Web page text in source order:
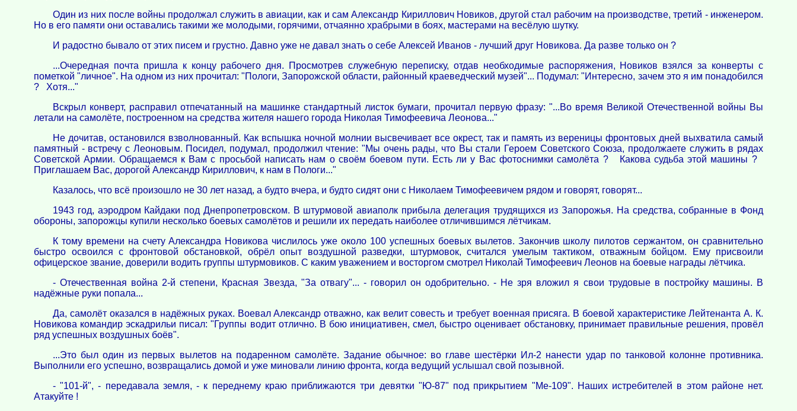
Один из них после войны продолжал служить в авиации, как и сам Александр Кириллович Новиков, другой стал рабочим на производстве, третий - инженером.
Но в его памяти они оставались такими же молодыми, горячими, отчаянно храбрыми в боях, мастерами на весёлую шутку.
И радостно бывало от этих писем и грустно. Давно уже не давал знать о себе Алексей Иванов - лучший друг Новикова. Да разве только он ?
...Очередная почта пришла к концу рабочего дня. Просмотрев служебную переписку, отдав необходимые распоряжения, Новиков взялся за конверты с
пометкой "личное". На одном из них прочитал: "Пологи, Запорожской области, районный краеведческий музей"... Подумал: "Интересно, зачем это я им понадобился
? Хотя..."
Вскрыл конверт, расправил отпечатанный на машинке стандартный листок бумаги, прочитал первую фразу: "...Во время Великой Отечественной войны Вы
летали на самолёте, построенном на средства жителя нашего города Николая Тимофеевича Леонова..."
Не дочитав, остановился взволнованный. Как вспышка ночной молнии высвечивает все окрест, так и память из вереницы фронтовых дней выхватила самый
памятный - встречу с Леоновым. Посидел, подумал, продолжил чтение: "Мы очень рады, что Вы стали Героем Советского Союза, продолжаете служить в рядах
Советской Армии. Обращаемся к Вам с просьбой написать нам о своём боевом пути. Есть ли у Вас фотоснимки самолёта ? Какова судьба этой машины ?
Приглашаем Вас, дорогой Александр Кириллович, к нам в Пологи..."
Казалось, что всё произошло не 30 лет назад, а будто вчера, и будто сидят они с Николаем Тимофеевичем рядом и говорят, говорят...
1943 год, аэродром Кайдаки под Днепропетровском. В штурмовой авиаполк прибыла делегация трудящихся из Запорожья. На средства, собранные в Фонд
обороны, запорожцы купили несколько боевых самолётов и решили их передать наиболее отличившимся лётчикам.
К тому времени на счету Александра Новикова числилось уже около 100 успешных боевых вылетов. Закончив школу пилотов сержантом, он сравнительно
быстро освоился с фронтовой обстановкой, обрёл опыт воздушной разведки, штурмовок, считался умелым тактиком, отважным бойцом. Ему присвоили
офицерское звание, доверили водить группы штурмовиков. С каким уважением и восторгом смотрел Николай Тимофеевич Леонов на боевые награды лётчика.
- Отечественная война 2-й степени, Красная Звезда, "За отвагу"... - говорил он одобрительно. - Не зря вложил я свои трудовые в постройку машины. В
надёжные руки попала...
Да, самолёт оказался в надёжных руках. Воевал Александр отважно, как велит совесть и требует военная присяга. В боевой характеристике Лейтенанта А. К.
Новикова командир эскадрильи писал: "Группы водит отлично. В бою инициативен, смел, быстро оценивает обстановку, принимает правильные решения, провёл
ряд успешных воздушных боёв".
...Это был один из первых вылетов на подаренном самолёте. Задание обычное: во главе шестёрки Ил-2 нанести удар по танковой колонне противника.
Выполнили его успешно, возвращались домой и уже миновали линию фронта, когда ведущий услышал свой позывной.
- "101-й", - передавала земля, - к переднему краю приближаются три девятки "Ю-87" под прикрытием "Ме-109". Наших истребителей в этом районе нет.
Атакуйте !